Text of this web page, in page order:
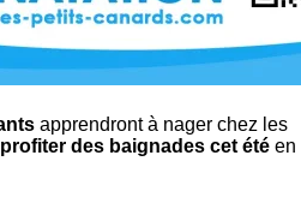
apprendront à nager chez les
profiter des baignades cet été en